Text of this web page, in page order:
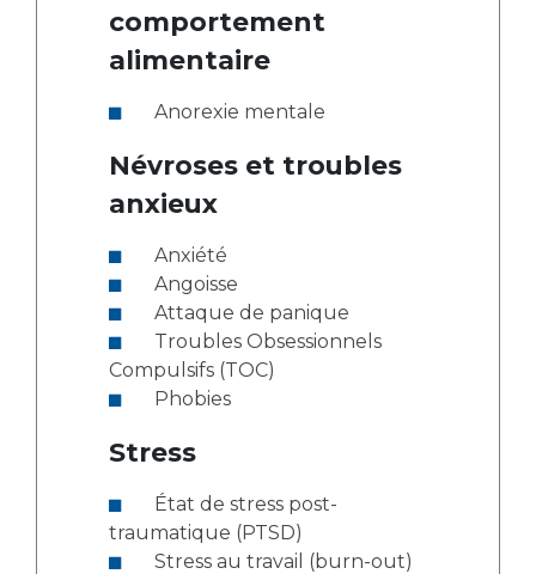
comportement
alimentaire
Anorexie mentale
Névroses et troubles
anxieux
Anxiété
Angoisse
Attaque de panique
Compulsifs (TOC)
Phobies
Stress
traumatique (PTSD)
Stress au travail (burn-out)